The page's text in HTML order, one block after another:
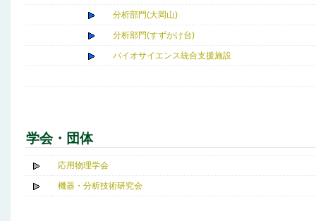
分析部門(大岡山)
分析部門(すずかけ台)
バイオサイエンス統合支援施設
学会・団体
応用物理学会
機器・分析技術研究会